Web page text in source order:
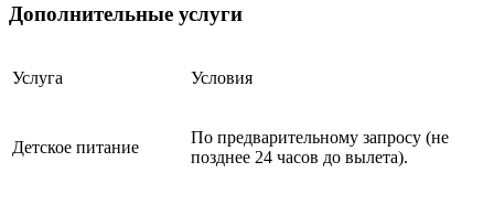
Дополнительные услуги
Услуга Условия
Детское питание
По предварительному запросу (не
позднее 24 часов до вылета).